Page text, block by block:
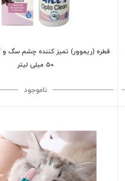
قطره (ریموور) تمیز کننده چشم سگ و
50 میلی لیتر
ناموجود